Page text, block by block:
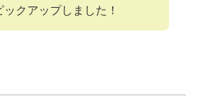
ックアップしました！